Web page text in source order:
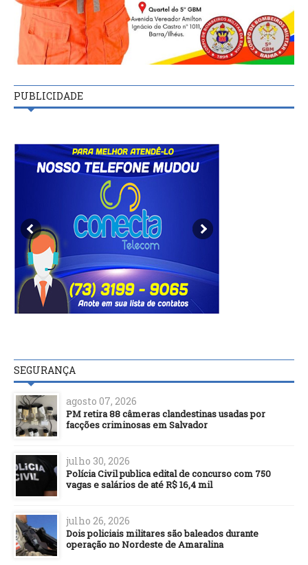
PUBLICIDADE
SEGURANÇA
agosto 07, 2026
PM retira 88 câmeras clandestinas usadas por
facções criminosas em Salvador
julho 30, 2026
Polícia Civil publica edital de concurso com 750
vagas e salários de até R$ 16,4 mil
julho 26, 2026
Dois policiais militares são baleados durante
operação no Nordeste de Amaralina